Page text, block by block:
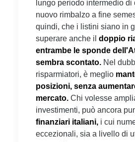
lungo periodo intermedio di
nuovo rimbalzo a fine
quindi, che i listini siano in
superare anche il doppio
entrambe le sponde
sembra scontato. Nel
risparmiatori, è meglio
posizioni, senza
mercato. Chi volesse
investimenti, può ancora
finanziari italiani, i cui
eccezionali, sia a livello di